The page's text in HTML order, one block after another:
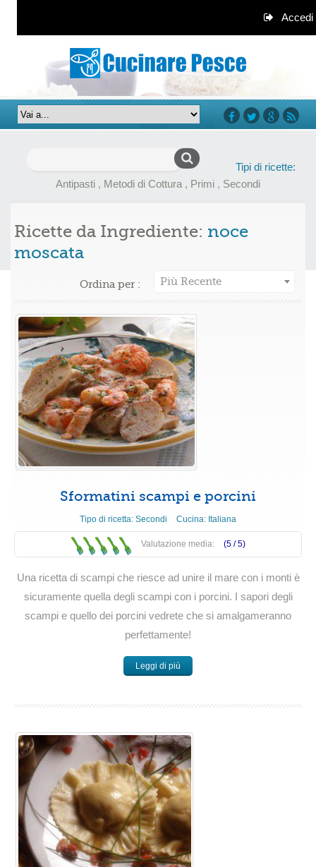
Accedi
Tipi di ricette:
Antipasti , Metodi di Cottura , Primi , Secondi
Ricette da Ingrediente: noce
moscata
Ordina per : Più Recente
Sformatini scampi e porcini
Tipo di ricetta: Secondi Cucina: Italiana
Valutazione media: (5 /5)
Una ricetta di scampi che riesce ad unire il mare con i monti è
sicuramente quella degli scampi con i porcini. I sapori degli
scampi e quello dei porcini vedrete che si amalgameranno
perfettamente!
Leggi di più